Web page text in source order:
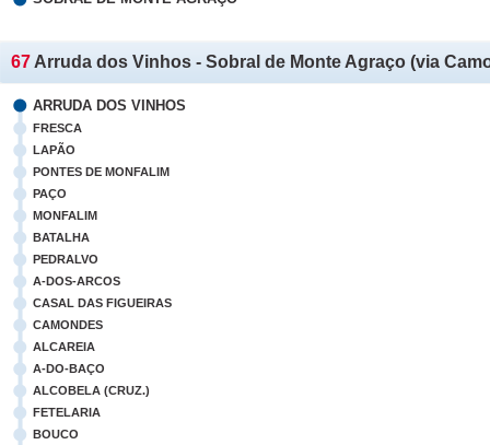
67 Arruda dos Vinhos - Sobral de Monte Agraço (via
ARRUDA DOS VINHOS
FRESCA
LAPÃO
PONTES DE MONFALIM
PAÇO
MONFALIM
BATALHA
PEDRALVO
A-DOS-ARCOS
CASAL DAS FIGUEIRAS
CAMONDES
ALCAREIA
A-DO-BAÇO
ALCOBELA (CRUZ.)
FETELARIA
BOUCO